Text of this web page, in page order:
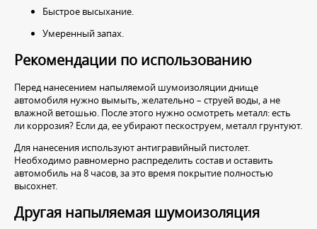
Быстрое высыхание.
Умеренный запах.
Рекомендации по использованию
Перед нанесением напыляемой шумоизоляции днище
автомобиля нужно вымыть, желательно – струей воды, а не
влажной ветошью. После этого нужно осмотреть металл: есть
ли коррозия? Если да, ее убирают пескоструем, металл грунтуют.
Для нанесения используют антигравийный пистолет.
Необходимо равномерно распределить состав и оставить
автомобиль на 8 часов, за это время покрытие полностью
высохнет.
Другая напыляемая шумоизоляция